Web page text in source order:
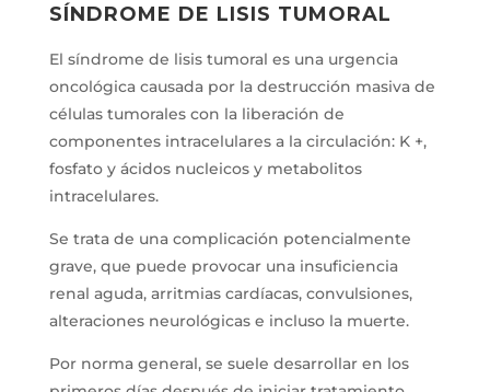
SÍNDROME DE LISIS TUMORAL
El síndrome de lisis tumoral es una urgencia
oncológica causada por la destrucción masiva de
células tumorales con la liberación de
componentes intracelulares a la circulación: K +,
fosfato y ácidos nucleicos y metabolitos
intracelulares.
Se trata de una complicación potencialmente
grave, que puede provocar una insuficiencia
renal aguda, arritmias cardíacas, convulsiones,
alteraciones neurológicas e incluso la muerte.
Por norma general, se suele desarrollar en los